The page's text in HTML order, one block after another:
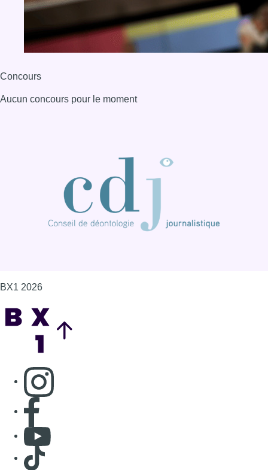
Concours
Aucun concours pour le moment
BX1 2026
Consulter page Instagram
Consulter page Facebook
Consulter Youtube
Consulter TikTok